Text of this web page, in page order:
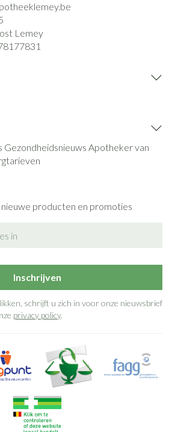
Lemey
Gezondheidsnieuws Apotheker van
nieuwe producten en promoties
Inschrijven
schrijft u zich in voor onze nieuwsbrief
privacy policy.